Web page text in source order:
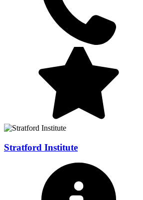
Stratford Institute